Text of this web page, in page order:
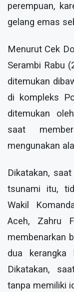
perempuan,
gelang emas
Menurut Cek
Serambi Rabu
ditemukan
di kompleks
ditemukan
saat
mengunakan
Dikatakan,
tsunami itu,
Wakil
Aceh, Zahru
membenarkan
dua
Dikatakan,
tanpa memiliki